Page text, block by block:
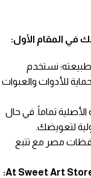
المقام الأول:
نستخدم
للأدوات والعبوات
تماماً. في حال
لتعويضك.
مصر مع تتبع
At Sweet Art